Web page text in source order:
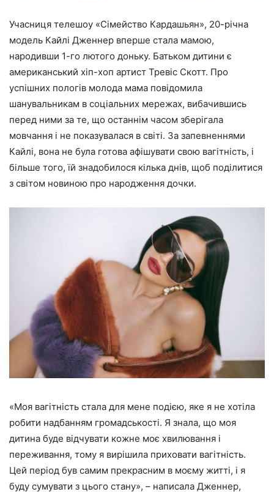
Учасниця телешоу «Сімейство Кардашьян», 20-річна
модель Кайлі Дженнер вперше стала мамою,
народивши 1-го лютого доньку. Батьком дитини є
американський хіп-хоп артист Тревіс Скотт. Про
успішних пологів молода мама повідомила
шанувальникам в соціальних мережах, вибачившись
перед ними за те, що останнім часом зберігала
мовчання і не показувалася в світі. За запевненнями
Кайлі, вона не була готова афішувати свою вагітність, і
більше того, їй знадобилося кілька днів, щоб поділитися
з світом новиною про народження дочки.
«Моя вагітність стала для мене подією, яке я не хотіла
робити надбанням громадськості. Я знала, що моя
дитина буде відчувати кожне моє хвилювання і
переживання, тому я вирішила приховати вагітність.
Цей період був самим прекрасним в моєму житті, і я
буду сумувати з цього стану», – написала Дженнер,